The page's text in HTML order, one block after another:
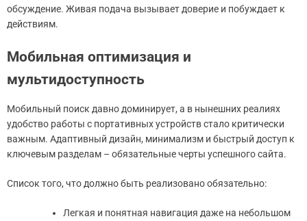
обсуждение. Живая подача вызывает доверие и побуждает к
действиям.
Мобильная оптимизация и
мультидоступность
Мобильный поиск давно доминирует, а в нынешних реалиях
удобство работы с портативных устройств стало критически
важным. Адаптивный дизайн, минимализм и быстрый доступ к
ключевым разделам – обязательные черты успешного сайта.
Список того, что должно быть реализовано обязательно:
Легкая и понятная навигация даже на небольшом